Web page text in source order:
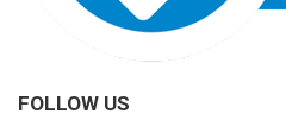
FOLLOW US